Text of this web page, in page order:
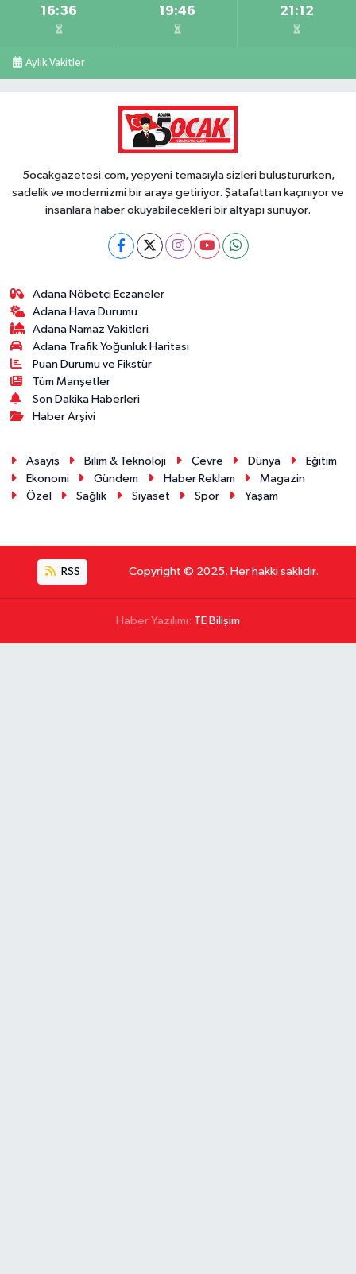
16:36 19:46 21:12
Aylık Vakitler
5ocakgazetesi.com, yepyeni temasıyla sizleri buluştururken,
sadelik ve modernizmi bir araya getiriyor. Şatafattan kaçınıyor ve
insanlara haber okuyabilecekleri bir altyapı sunuyor.
Adana Nöbetçi Eczaneler
Adana Hava Durumu
Adana Namaz Vakitleri
Adana Trafik Yoğunluk Haritası
Puan Durumu ve Fikstür
Tüm Manşetler
Son Dakika Haberleri
Haber Arşivi
Asayiş Bilim & Teknoloji Çevre Dünya
Eğitim
Ekonomi
Gündem Haber Reklam
Magazin
Özel
Sağlık Siyaset Spor Yaşam
RSS Copyright © 2025. Her hakkı saklıdır.
Haber Yazılımı: TE Bilişim